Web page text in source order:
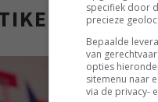
specifiek door
precieze
Bepaalde
van
opties
sitemenu naar
via de privacy-